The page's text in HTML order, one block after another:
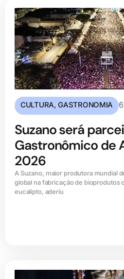
CULTURA,GASTRONOMIA
Suzano será
Gastronômico de
2026
A Suzano, maior produtora mundial
global na fabricação de bioprodutos
eucalipto, aderiu